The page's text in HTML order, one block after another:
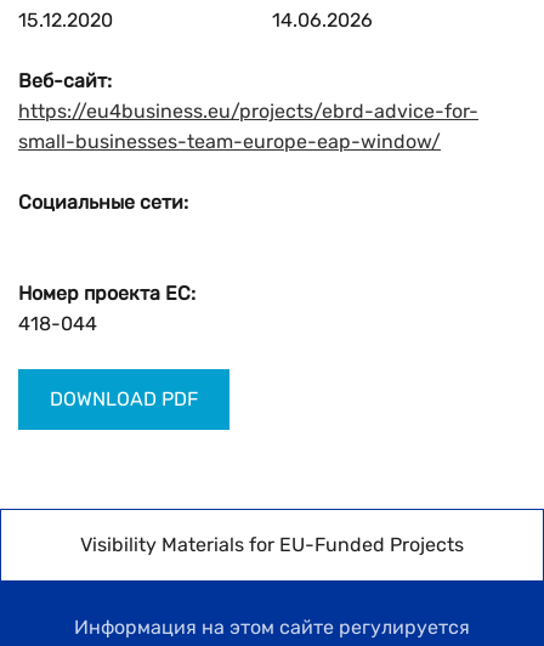
15.12.2020
14.06.2026
Веб-сайт:
https://eu4business.eu/projects/ebrd-advice-for-
small-businesses-team-europe-eap-window/
Социальные сети:
Номер проекта ЕС:
418-044
DOWNLOAD PDF
Visibility Materials for EU-Funded Projects
Информация на этом сайте регулируется